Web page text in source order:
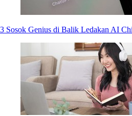
3 Sosok Genius di Balik Ledakan AI